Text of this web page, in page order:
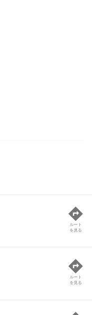
ルート
を見る
ルート
を見る